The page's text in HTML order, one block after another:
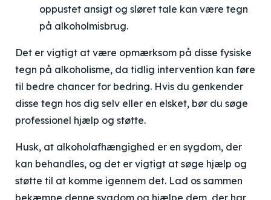
oppustet ansigt og sløret tale kan være tegn
på alkoholmisbrug.
Det er vigtigt at være opmærksom på disse fysiske
tegn på alkoholisme, da tidlig intervention kan føre
til bedre chancer for bedring. Hvis du genkender
disse tegn hos dig selv eller en elsket, bør du søge
professionel hjælp og støtte.
Husk, at alkoholafhængighed er en sygdom, der
kan behandles, og det er vigtigt at søge hjælp og
støtte til at komme igennem det. Lad os sammen
bekæmpe denne sygdom og hjælpe dem, der har